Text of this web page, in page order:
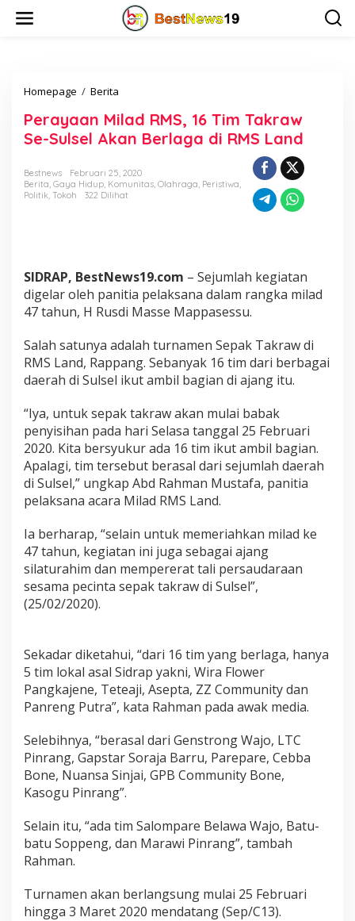
Homepage / Berita
r
a
y
a
n
R
M
S
,
6
T
T
a
k
r
a
S
e
S
u
s
e
n
B
e
g
a
d
i
M
S
L
d
Perayaan Milad RMS, 16 Tim Takraw
Se-Sulsel Akan Berlaga di RMS Land
Bestnews
Februari 25, 2020
Berita, Gaya Hidup, Komunitas, Olahraga, Peristiwa,
Politik, Tokoh 322 Dilihat
SIDRAP, BestNews19.com – Sejumlah kegiatan
digelar oleh panitia pelaksana dalam rangka milad
47 tahun, H Rusdi Masse Mappasessu.
Salah satunya adalah turnamen Sepak Takraw di
RMS Land, Rappang. Sebanyak 16 tim dari berbagai
daerah di Sulsel ikut ambil bagian di ajang itu.
“Iya, untuk sepak takraw akan mulai babak
penyisihan pada hari Selasa tanggal 25 Februari
2020. Kita bersyukur ada 16 tim ikut ambil bagian.
Apalagi, tim tersebut berasal dari sejumlah daerah
di Sulsel,” ungkap Abd Rahman Mustafa, panitia
pelaksana acara Milad RMS Land.
Ia berharap, “selain untuk memeriahkan milad ke
47 tahun, kegiatan ini juga sebagai ajang
silaturahim dan mempererat tali persaudaraan
sesama pecinta sepak takraw di Sulsel”,
(25/02/2020).
Sekadar diketahui, “dari 16 tim yang berlaga, hanya
5 tim lokal asal Sidrap yakni, Wira Flower
Pangkajene, Teteaji, Asepta, ZZ Community dan
Panreng Putra”, kata Rahman pada awak media.
Selebihnya, “berasal dari Genstrong Wajo, LTC
Pinrang, Gapstar Soraja Barru, Parepare, Cebba
Bone, Nuansa Sinjai, GPB Community Bone,
Kasogu Pinrang”.
Selain itu, “ada tim Salompare Belawa Wajo, Batu-
batu Soppeng, dan Marawi Pinrang”, tambah
Rahman.
Turnamen akan berlangsung mulai 25 Februari
hingga 3 Maret 2020 mendatang (Sep/C13).